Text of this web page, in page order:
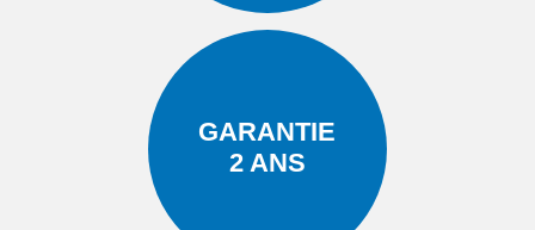
GARANTIE
2 ANS